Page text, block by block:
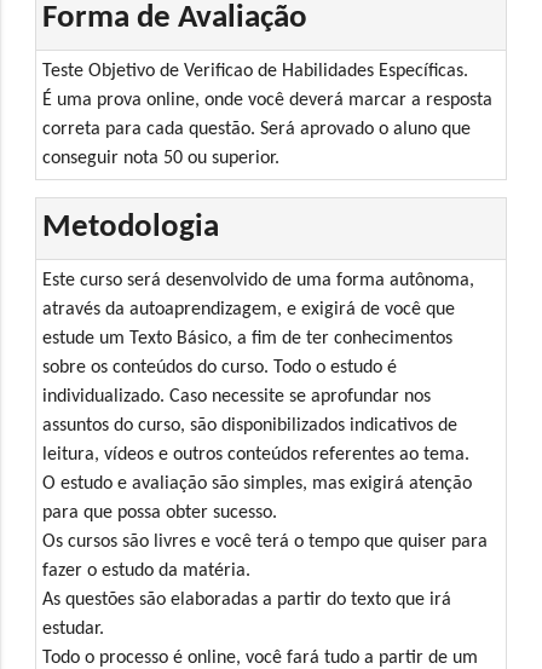
Forma de Avaliação
Teste Objetivo de Verificao de Habilidades Específicas.
É uma prova online, onde você deverá marcar a resposta
correta para cada questão. Será aprovado o aluno que
conseguir nota 50 ou superior.
Metodologia
Este curso será desenvolvido de uma forma autônoma,
através da autoaprendizagem, e exigirá de você que
estude um Texto Básico, a fim de ter conhecimentos
sobre os conteúdos do curso. Todo o estudo é
individualizado. Caso necessite se aprofundar nos
assuntos do curso, são disponibilizados indicativos de
leitura, vídeos e outros conteúdos referentes ao tema.
O estudo e avaliação são simples, mas exigirá atenção
para que possa obter sucesso.
Os cursos são livres e você terá o tempo que quiser para
fazer o estudo da matéria.
As questões são elaboradas a partir do texto que irá
estudar.
Todo o processo é online, você fará tudo a partir de um